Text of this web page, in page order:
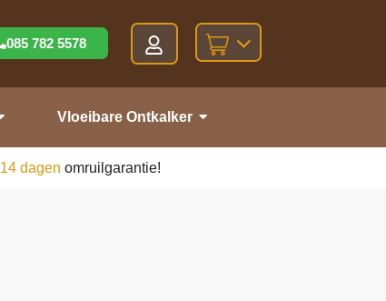
085 782 5578
Vloeibare Ontkalker
14 dagen omruilgarantie!